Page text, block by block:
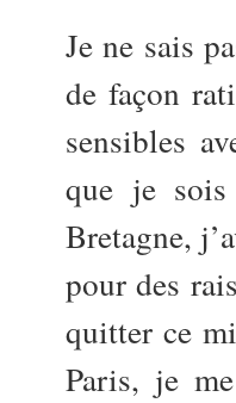
Je ne sais
de façon
sensibles
que je
Bretagne,
pour des
quitter ce
Paris, je